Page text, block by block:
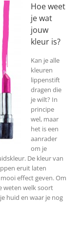
Hoe weet
je wat
jouw
kleur is?
Kan je alle
kleuren
lippenstift
dragen die
je wilt? In
principe
wel, maar
het is een
aanrader
om je
De kleur van
eruit laten
effect geven. Om
weten welk soort
huid en waar je nog